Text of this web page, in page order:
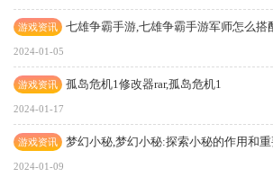
游戏资讯 七雄争霸手游,七雄争霸手游军师怎么搭
2024-01-05
游戏资讯 孤岛危机1修改器rar,孤岛危机1
2024-01-17
游戏资讯 梦幻小秘,梦幻小秘:探索小秘的作用和重
2024-01-09